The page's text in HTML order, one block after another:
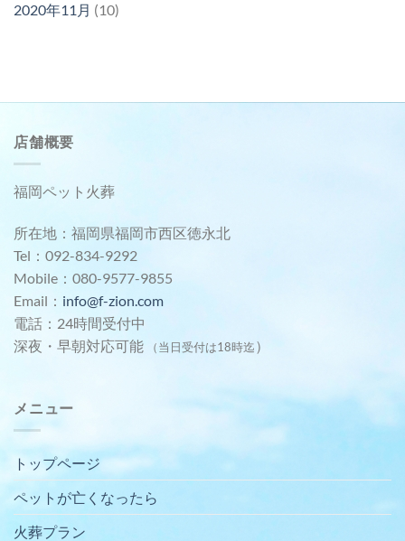
2020年11月 (10)
店舗概要
福岡ペット火葬
所在地：福岡県福岡市西区徳永北
Tel：092-834-9292
Mobile：080-9577-9855
Email： info@f-zion.com
電話：24時間受付中
深夜・早朝対応可能 （当日受付は18時迄）
メニュー
トップページ
ペットが亡くなったら
火葬プラン